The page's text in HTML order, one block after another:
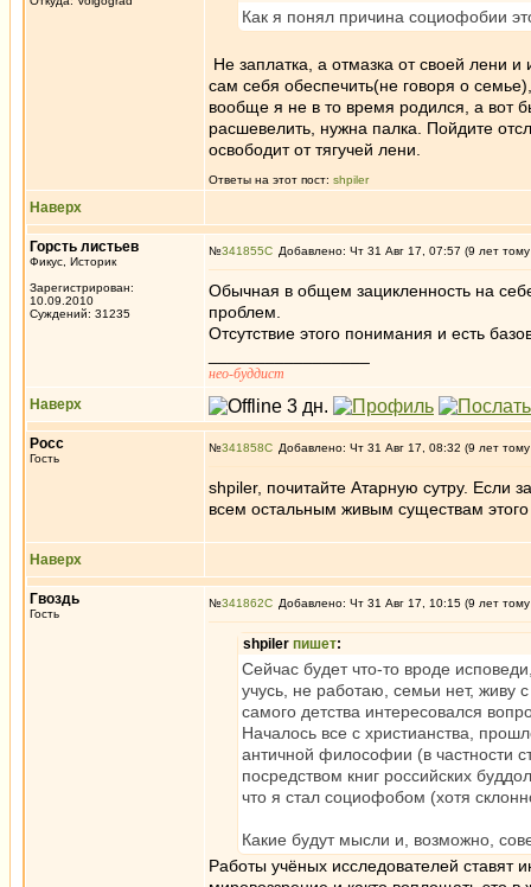
Как я понял причина социофобии
Не заплатка, а отмазка от своей лени
сам себя обеспечить(не говоря о
вообще я не в то время родился, а вот
расшевелить, нужна палка. Пойдите
освободит от тягучей лени.
Ответы на этот пост: shpiler
Наверх
Горсть листьев
Фикус, Историк
Зарегистрирован:
10.09.2010
Суждений: 31235
№341855 Добавлено: Чт 31 Авг 17, 07:57 (9 лет
Обычная в общем зацикленность на
проблем.
Отсутствие этого понимания и есть
нео-буддист
Наверх
Росс
Гость
№341858 Добавлено: Чт 31 Авг 17, 08:32 (9 лет
shpiler, почитайте Атарную сутру. Если
всем остальным живым существам
Наверх
Гвоздь
Гость
№341862 Добавлено: Чт 31 Авг 17, 10:15 (9 лет
shpiler пишет:
Сейчас будет что-то вроде
учусь, не работаю, семьи нет, живу
самого детства интересовался
Началось все с христианства,
античной философии (в частности
посредством книг российских
что я стал социофобом (хотя
Какие будут мысли и, возможно,
Работы учёных исследователей ставят